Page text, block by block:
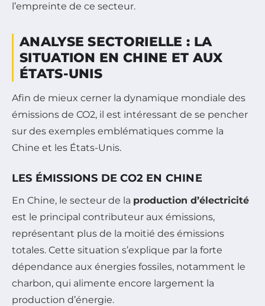
l’empreinte de ce secteur.
ANALYSE SECTORIELLE : LA
SITUATION EN CHINE ET AUX
ÉTATS-UNIS
Afin de mieux cerner la dynamique mondiale des
émissions de CO2, il est intéressant de se pencher
sur des exemples emblématiques comme la
Chine et les États-Unis.
LES ÉMISSIONS DE CO2 EN CHINE
En Chine, le secteur de la production d’électricité
est le principal contributeur aux émissions,
représentant plus de la moitié des émissions
totales. Cette situation s’explique par la forte
dépendance aux énergies fossiles, notamment le
charbon, qui alimente encore largement la
production d’énergie.